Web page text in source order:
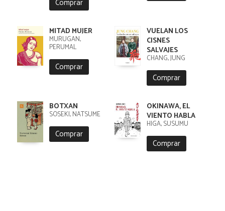
Comprar
MITAD MUJER
MURUGAN,
PERUMAL
Comprar
VUELAN LOS
CISNES
SALVAJES
CHANG, JUNG
Comprar
BOTXAN
SÔSEKI, NATSUME
Comprar
OKINAWA, EL
VIENTO HABLA
HIGA, SUSUMU
Comprar